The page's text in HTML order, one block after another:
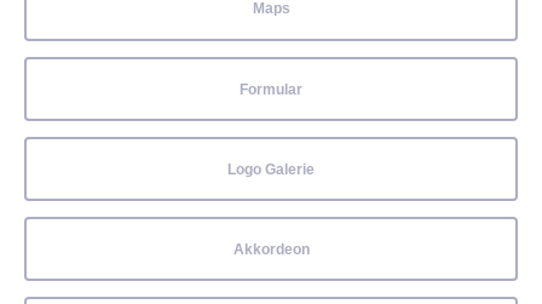
Maps
Formular
Logo Galerie
Akkordeon